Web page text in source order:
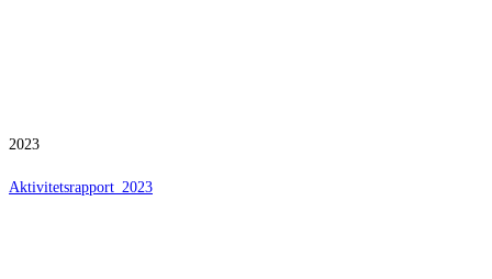
2023
Aktivitetsrapport_2023